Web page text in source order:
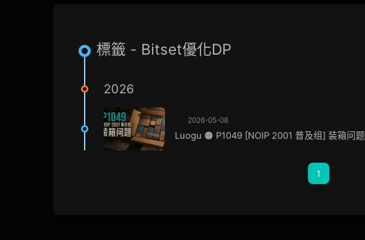
標籤 - Bitset優化DP
2026
2026-05-08
Luogu 🟠 P1049 [NOIP 2001 普及组] 装箱问题
1